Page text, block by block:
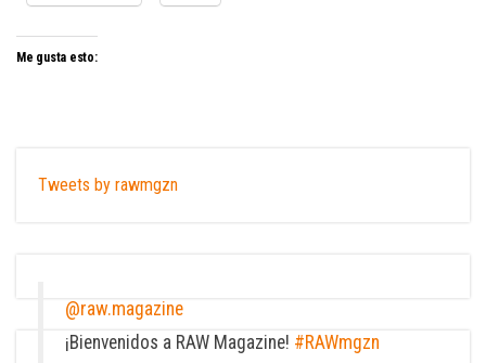
Me gusta esto:
Tweets by rawmgzn
@raw.magazine
¡Bienvenidos a RAW Magazine! #RAWmgzn